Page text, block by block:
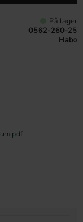
På lager
0562-260-25
Habo